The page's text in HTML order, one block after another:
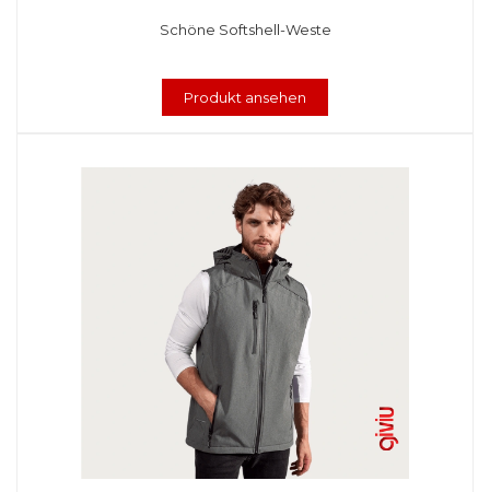
Schöne Softshell-Weste
Produkt ansehen